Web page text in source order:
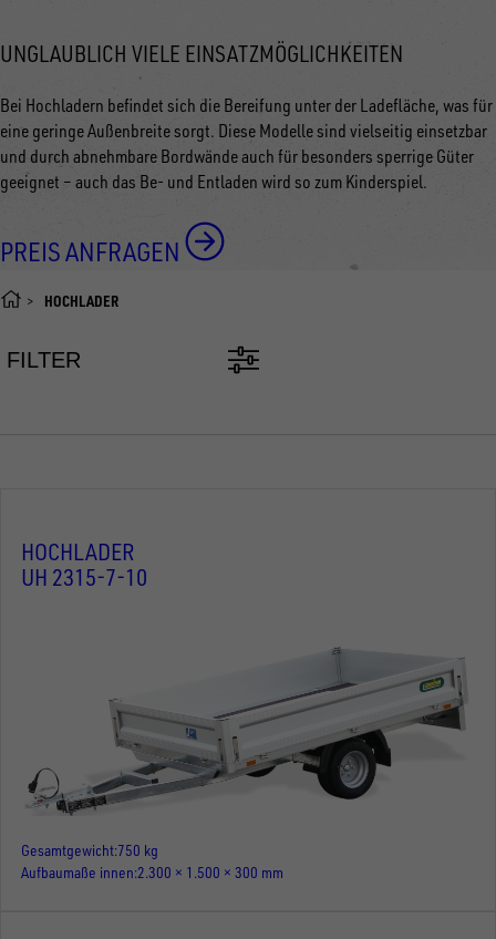
UNGLAUBLICH VIELE EINSATZMÖGLICHKEITEN
Bei Hochladern befindet sich die Bereifung unter der Ladefläche, was für
eine geringe Außenbreite sorgt. Diese Modelle sind vielseitig einsetzbar
und durch abnehmbare Bordwände auch für besonders sperrige Güter
geeignet – auch das Be- und Entladen wird so zum Kinderspiel.
PREIS ANFRAGEN
HOCHLADER
FILTER
HOCHLADER
UH 2315-7-10
Gesamtgewicht 750 kg
Aufbaumaße innen 2.300 × 1.500 × 300 mm